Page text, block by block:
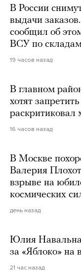
В России
выдачи
сообщил об
ВСУ по
19 часов назад
В главном
хотят
раскритиковал
16 часов назад
В Москве
Валерия
взрыве на
космических
день назад
Юлия
за «Яблоко» на
21 час назад